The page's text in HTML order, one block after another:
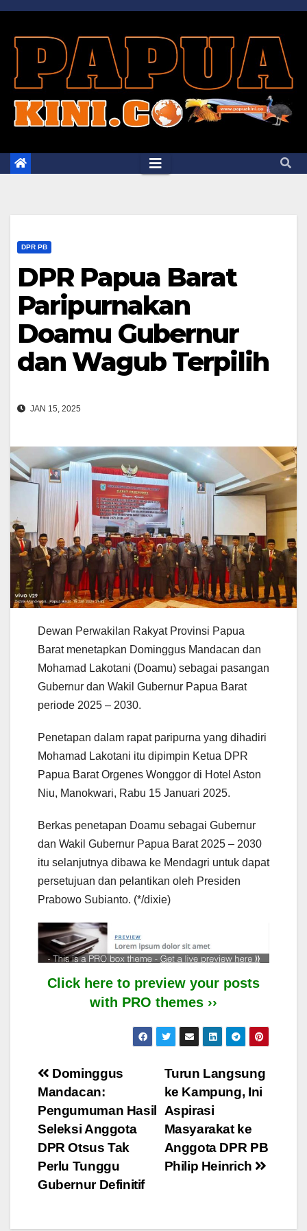
Skip
content
DPR PB
DPR Papua Barat
Paripurnakan
Doamu Gubernur
dan Wagub Terpilih
JAN 15, 2025
Dewan Perwakilan Rakyat Provinsi Papua
Barat menetapkan Dominggus Mandacan dan
Mohamad Lakotani (Doamu) sebagai pasangan
Gubernur dan Wakil Gubernur Papua Barat
periode 2025 – 2030.
Penetapan dalam rapat paripurna yang dihadiri
Mohamad Lakotani itu dipimpin Ketua DPR
Papua Barat Orgenes Wonggor di Hotel Aston
Niu, Manokwari, Rabu 15 Januari 2025.
Berkas penetapan Doamu sebagai Gubernur
dan Wakil Gubernur Papua Barat 2025 – 2030
itu selanjutnya dibawa ke Mendagri untuk dapat
persetujuan dan pelantikan oleh Presiden
Prabowo Subianto. (*/dixie)
Click here to preview your posts
with PRO themes ››
Post
navigation
Turun Langsung
ke Kampung, Ini
Aspirasi
Masyarakat ke
Anggota DPR PB
Philip Heinrich
Dominggus
Mandacan:
Pengumuman Hasil
Seleksi Anggota
DPR Otsus Tak
Perlu Tunggu
Gubernur Definitif